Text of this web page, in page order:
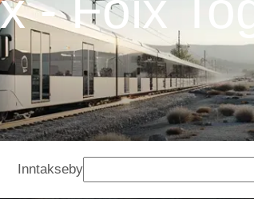
Inntakseby